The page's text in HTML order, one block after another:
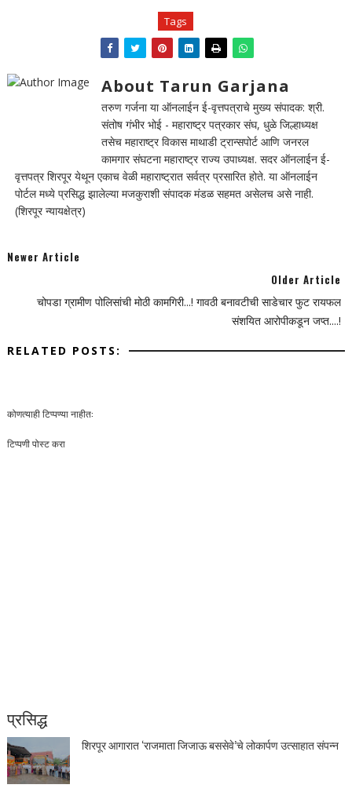
Tags
About Tarun Garjana
तरुण गर्जना या ऑनलाईन ई-वृत्तपत्राचे मुख्य संपादक: श्री.
संतोष गंभीर भोई - महाराष्ट्र पत्रकार संघ, धुळे जिल्हाध्यक्ष
तसेच महाराष्ट्र विकास माथाडी ट्रान्सपोर्ट आणि जनरल
कामगार संघटना महाराष्ट्र राज्य उपाध्यक्ष. सदर ऑनलाईन ई-
वृत्तपत्र शिरपूर येथून एकाच वेळी महाराष्ट्रात सर्वत्र प्रसारित होते. या ऑनलाईन
पोर्टल मध्ये प्रसिद्ध झालेल्या मजकुराशी संपादक मंडळ सहमत असेलच असे नाही.
(शिरपूर न्यायक्षेत्र)
Newer Article
Older Article
चोपडा ग्रामीण पोलिसांची मोठी कामगिरी...! गावठी बनावटीची साडेचार फुट रायफल
संशयित आरोपीकडून जप्त....!
RELATED POSTS:
कोणत्याही टिप्पण्‍या नाहीत:
टिप्पणी पोस्ट करा
प्रसिद्ध
शिरपूर आगारात ‘राजमाता जिजाऊ बससेवे’चे लोकार्पण उत्साहात संपन्न